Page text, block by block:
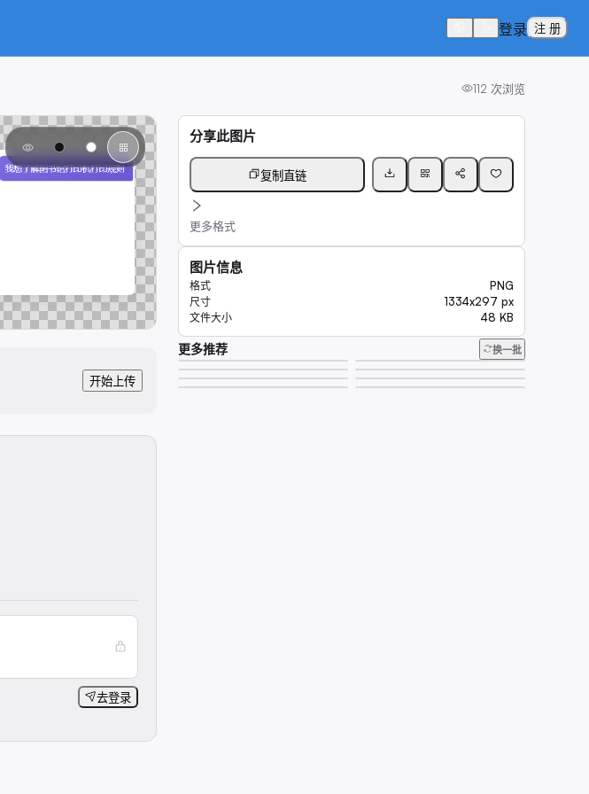
登录 注 册
112 次浏览
开始上传
去登录
分享此图片
复制直链
更多格式
图片信息
格式 PNG
尺寸 1334x297 px
文件大小 48 KB
更多推荐 换一批